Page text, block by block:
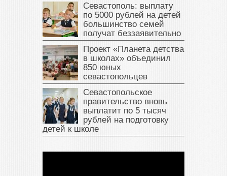
Севастополь: выплату
по 5000 рублей на детей
большинство семей
получат беззаявительно
Проект «Планета детства
в школах» объединил
850 юных
севастопольцев
Севастопольское
правительство вновь
выплатит по 5 тысяч
рублей на подготовку
детей к школе